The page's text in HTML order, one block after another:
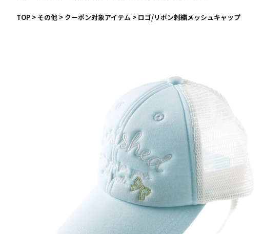
TOP > その他 > クーポン対象アイテム > ロゴ/リボン刺繍メッシュキャップ